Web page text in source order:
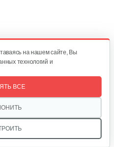
Смотреть
Grillo FD450 с…
Grillo FD280 с…
на нашем сайте, Вы
технологий и
ВСЕ